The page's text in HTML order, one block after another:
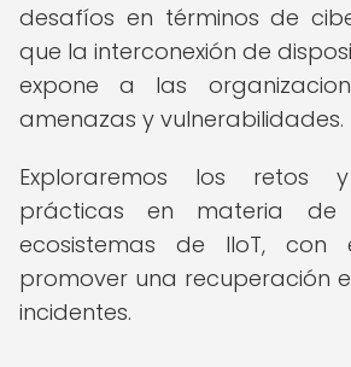
desafíos en términos de
que la interconexión de
expone a las
amenazas y vulnerabilidades.
Exploraremos los retos
prácticas en materia de
ecosistemas de IIoT, con
promover una recuperación
incidentes.